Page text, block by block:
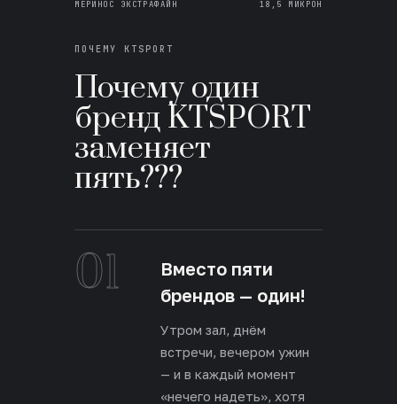
МЕРИНОС ЭКСТРАФАЙН 18,5 МИКРОН
ПОЧЕМУ KTSPORT
Почему один
бренд KTSPORT
заменяет
пять???
01
Вместо пяти
брендов — один!
Утром зал, днём
встречи, вечером ужин
— и в каждый момент
«нечего надеть», хотя